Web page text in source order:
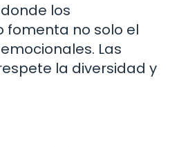
los
fomenta no solo el
Las
la diversidad y